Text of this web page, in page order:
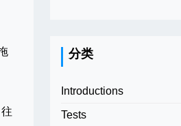
分类
Introductions
Tests